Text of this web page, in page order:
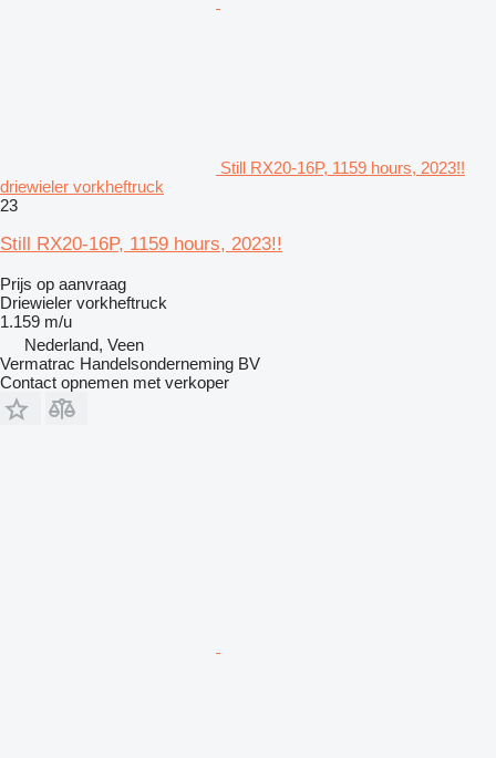
Still RX20-16P, 1159 hours, 2023!!
driewieler vorkheftruck
23
Still RX20-16P, 1159 hours, 2023!!
Prijs op aanvraag
Driewieler vorkheftruck
1.159 m/u
Nederland, Veen
Vermatrac Handelsonderneming BV
Contact opnemen met verkoper